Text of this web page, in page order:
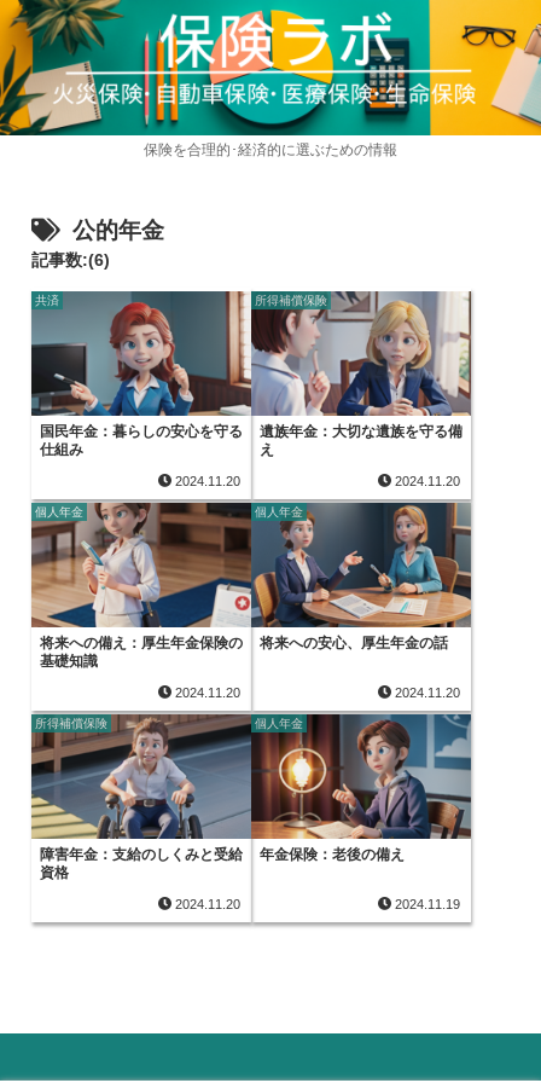
保険を合理的･経済的に選ぶための情報
公的年金
記事数:(6)
共済
国民年金：暮らしの安心を守る
仕組み
2024.11.20
所得補償保険
遺族年金：大切な遺族を守る備
え
2024.11.20
個人年金
将来への備え：厚生年金保険の
基礎知識
2024.11.20
個人年金
将来への安心、厚生年金の話
2024.11.20
所得補償保険
障害年金：支給のしくみと受給
資格
2024.11.20
個人年金
年金保険：老後の備え
2024.11.19